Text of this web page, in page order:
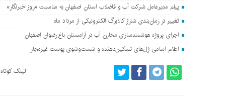
پیام مدیرعامل شرکت آب و فاضلاب استان اصفهان به مناسبت «روز خبرنگار»
تغییر در زمان‌بندی شارژ کالابرگ الکترونیکی از مرداد ماه
اجرای پروژه هوشمندسازی مخازن آب در آرامستان‌ باغ رضوان اصفهان
اعلام اسامی ژل‌های تسکین‌دهنده و شست‌وشوی پوست غیرمجاز
لینک کوتاه